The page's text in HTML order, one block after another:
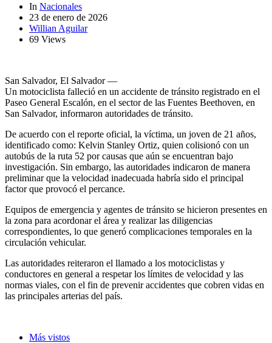
In Nacionales
23 de enero de 2026
Willian Aguilar
69 Views
San Salvador, El Salvador —
Un motociclista falleció en un accidente de tránsito registrado en el
Paseo General Escalón, en el sector de las Fuentes Beethoven, en
San Salvador, informaron autoridades de tránsito.
De acuerdo con el reporte oficial, la víctima, un joven de 21 años,
identificado como: Kelvin Stanley Ortiz, quien colisionó con un
autobús de la ruta 52 por causas que aún se encuentran bajo
investigación. Sin embargo, las autoridades indicaron de manera
preliminar que la velocidad inadecuada habría sido el principal
factor que provocó el percance.
Equipos de emergencia y agentes de tránsito se hicieron presentes en
la zona para acordonar el área y realizar las diligencias
correspondientes, lo que generó complicaciones temporales en la
circulación vehicular.
Las autoridades reiteraron el llamado a los motociclistas y
conductores en general a respetar los límites de velocidad y las
normas viales, con el fin de prevenir accidentes que cobren vidas en
las principales arterias del país.
Más vistos